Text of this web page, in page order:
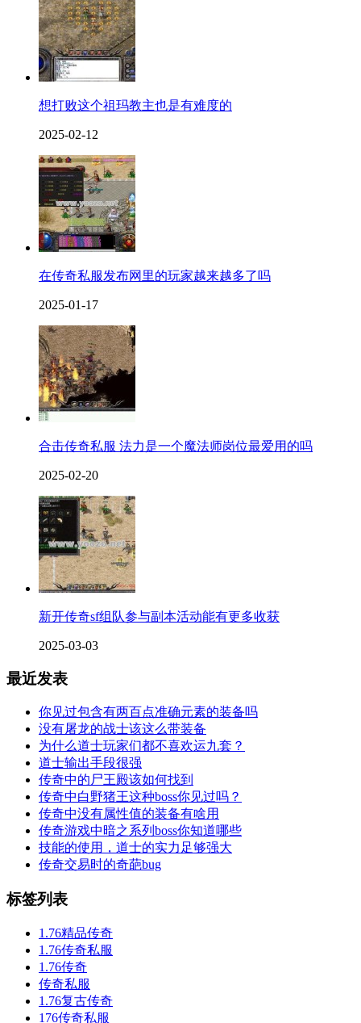
想打败这个祖玛教主也是有难度的
2025-02-12
在传奇私服发布网里的玩家越来越多了吗
2025-01-17
合击传奇私服 法力是一个魔法师岗位最爱用的吗
2025-02-20
新开传奇sf组队参与副本活动能有更多收获
2025-03-03
最近发表
你见过包含有两百点准确元素的装备吗
没有屠龙的战士该这么带装备
为什么道士玩家们都不喜欢运九套？
道士输出手段很强
传奇中的尸王殿该如何找到
传奇中白野猪王这种boss你见过吗？
传奇中没有属性值的装备有啥用
传奇游戏中暗之系列boss你知道哪些
技能的使用，道士的实力足够强大
传奇交易时的奇葩bug
标签列表
1.76精品传奇
1.76传奇私服
1.76传奇
传奇私服
1.76复古传奇
176传奇私服